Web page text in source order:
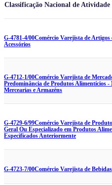
Classificação Nacional de Atividade
G-4781-4/00Comércio Varejista de Artigos
Acessórios
G-4712-1/00Comércio Varejista de
Predominância de Produtos Alimentícios -
Mercearias e Armazéns
G-4729-6/99Comércio Varejista de
Geral Ou Especializado em Produtos
Especificados Anteriormente
G-4723-7/00Comércio Varejista de Bebidas